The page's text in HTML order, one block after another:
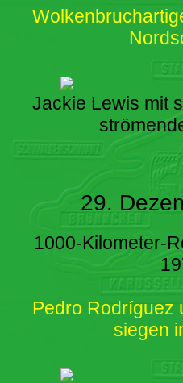
Jackie Lewis mit
29.
1000-Kilometer-
Pedro Rodríguez
siegen